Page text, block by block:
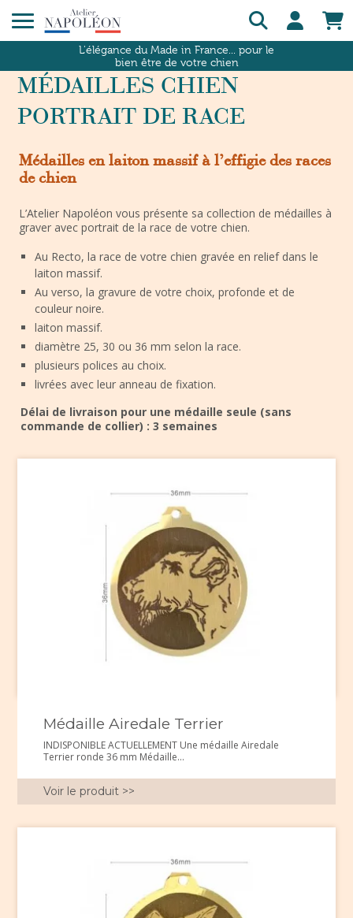
L'élégance du Made in France... pour le
bien être de votre chien
MÉDAILLES CHIEN
PORTRAIT DE RACE
Médailles en laiton massif à l’effigie des races
de chien
L’Atelier Napoléon vous présente sa collection de médailles à
graver avec portrait de la race de votre chien.
Au Recto, la race de votre chien gravée en relief dans le
laiton massif.
Au verso, la gravure de votre choix, profonde et de
couleur noire.
laiton massif.
diamètre 25, 30 ou 36 mm selon la race.
plusieurs polices au choix.
livrées avec leur anneau de fixation.
Délai de livraison pour une médaille seule (sans
commande de collier) : 3 semaines
Médaille Airedale Terrier
INDISPONIBLE ACTUELLEMENT Une médaille Airedale
Terrier ronde 36 mm Médaille...
Voir le produit >>